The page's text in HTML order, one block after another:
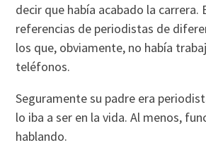
decir que había acabado la carrera.
referencias de periodistas de
los que, obviamente, no había
teléfonos.
Seguramente su padre era
lo iba a ser en la vida. Al menos,
hablando.